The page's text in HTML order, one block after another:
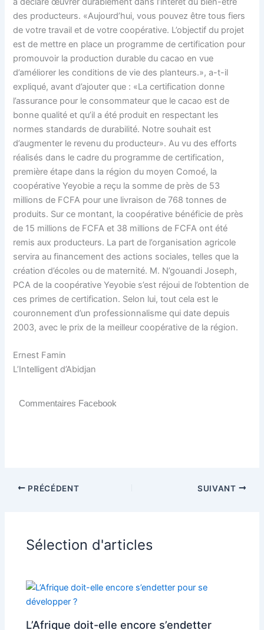
des producteurs. «Aujourd’hui, vous pouvez être tous fiers
de votre travail et de votre coopérative. L’objectif du projet
est de mettre en place un programme de certification pour
promouvoir la production durable du cacao en vue
d’améliorer les conditions de vie des planteurs.», a-t-il
expliqué, avant d’ajouter que : «La certification donne
l’assurance pour le consommateur que le cacao est de
bonne qualité et qu’il a été produit en respectant les
normes standards de durabilité. Notre souhait est
d’augmenter le revenu du producteur». Au vu des efforts
réalisés dans le cadre du programme de certification,
première étape dans la région du moyen Comoé, la
coopérative Yeyobie a reçu la somme de près de 53
millions de FCFA pour une livraison de 768 tonnes de
produits. Sur ce montant, la coopérative bénéficie de près
de 15 millions de FCFA et 38 millions de FCFA ont été
remis aux producteurs. La part de l’organisation agricole
servira au financement des actions sociales, telles que la
création d’écoles ou de maternité. M. N’gouandi Joseph,
PCA de la coopérative Yeyobie s’est réjoui de l’obtention de
ces primes de certification. Selon lui, tout cela est le
couronnement d’un professionnalisme qui date depuis
2003, avec le prix de la meilleur coopérative de la région.
Ernest Famin
L’Intelligent d’Abidjan
Commentaires Facebook
PRÉCÉDENT SUIVANT
Sélection d'articles
L’Afrique doit-elle encore s’endetter